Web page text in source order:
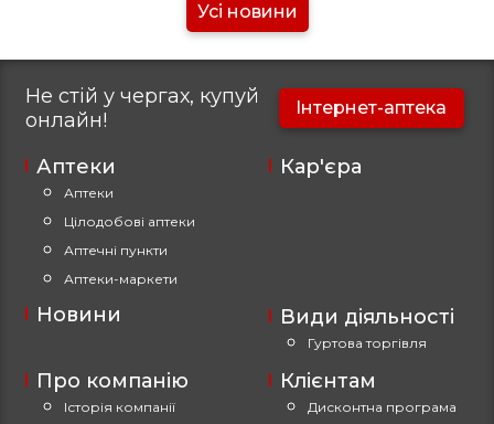
Усі новини
Не стій у чергах, купуй
онлайн!
Інтернет-аптека
Аптеки
Аптеки
Цілодобові аптеки
Аптечні пункти
Аптеки-маркети
Про компанію
Історія компанії
Види діяльності
Гуртова торгівля
Новини
Клієнтам
Дисконтна програма
Кар'єра